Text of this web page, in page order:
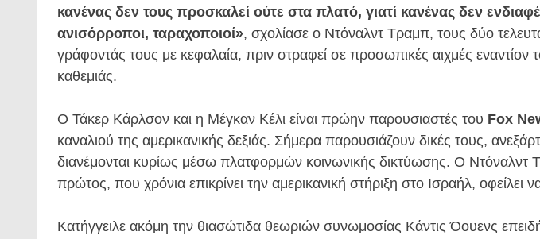
κανένας δεν τους προσκαλεί ούτε στα πλατό, γιατί κανένας δεν
ανισόρροποι, ταραχοποιοί», σχολίασε ο Ντόναλντ Τραμπ, τους δύο
γράφοντάς τους με κεφαλαία, πριν στραφεί σε προσωπικές αιχμές εναντίον
καθεμιάς.
Ο Τάκερ Κάρλσον και η Μέγκαν Κέλι είναι πρώην παρουσιαστές του Fox
καναλιού της αμερικανικής δεξιάς. Σήμερα παρουσιάζουν δικές τους,
διανέμονται κυρίως μέσω πλατφορμών κοινωνικής δικτύωσης. Ο Ντόναλντ
πρώτος, που χρόνια επικρίνει την αμερικανική στήριξη στο Ισραήλ, οφείλει
Κατήγγειλε ακόμη την θιασώτιδα θεωριών συνωμοσίας Κάντις Όουενς